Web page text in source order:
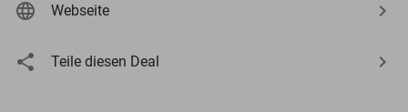
Webseite
Teile diesen Deal